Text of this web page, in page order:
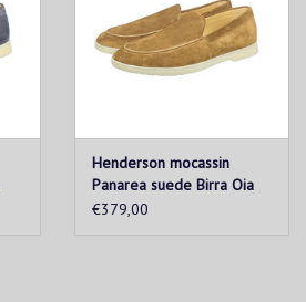
Henderson mocassin
Panarea suede Birra Oia
€379,00